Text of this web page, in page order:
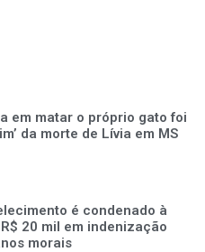
em matar o próprio gato foi
da morte de Lívia em MS
é condenado à
20 mil em indenização
morais